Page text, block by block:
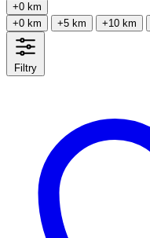
+0 km
+0 km
+5 km +10 km
Filtry